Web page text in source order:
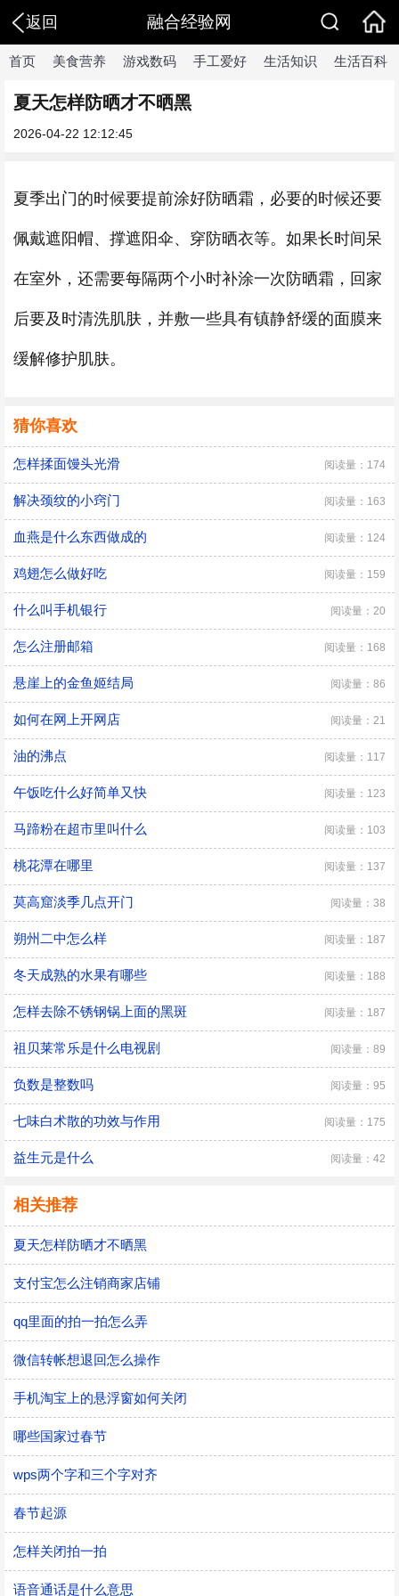
返回 融合经验网
首页 美食营养 游戏数码 手工爱好 生活知识 生活百科
夏天怎样防晒才不晒黑
2026-04-22 12:12:45
夏季出门的时候要提前涂好防晒霜，必要的时候还要
佩戴遮阳帽、撑遮阳伞、穿防晒衣等。如果长时间呆
在室外，还需要每隔两个小时补涂一次防晒霜，回家
后要及时清洗肌肤，并敷一些具有镇静舒缓的面膜来
缓解修护肌肤。
猜你喜欢
怎样揉面馒头光滑 阅读量：174
解决颈纹的小窍门 阅读量：163
血燕是什么东西做成的 阅读量：124
鸡翅怎么做好吃 阅读量：159
什么叫手机银行 阅读量：20
怎么注册邮箱 阅读量：168
悬崖上的金鱼姬结局 阅读量：86
如何在网上开网店 阅读量：21
油的沸点 阅读量：117
午饭吃什么好简单又快 阅读量：123
马蹄粉在超市里叫什么 阅读量：103
桃花潭在哪里 阅读量：137
莫高窟淡季几点开门 阅读量：38
朔州二中怎么样 阅读量：187
冬天成熟的水果有哪些 阅读量：188
怎样去除不锈钢锅上面的黑斑 阅读量：187
祖贝莱常乐是什么电视剧 阅读量：89
负数是整数吗 阅读量：95
七味白术散的功效与作用 阅读量：175
益生元是什么 阅读量：42
相关推荐
夏天怎样防晒才不晒黑
支付宝怎么注销商家店铺
qq里面的拍一拍怎么弄
微信转帐想退回怎么操作
手机淘宝上的悬浮窗如何关闭
哪些国家过春节
wps两个字和三个字对齐
春节起源
怎样关闭拍一拍
语音通话是什么意思